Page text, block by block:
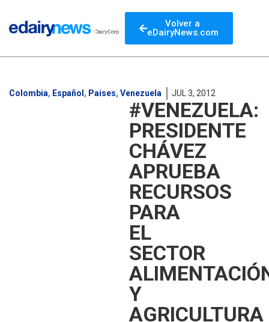
Volver a
eDairyNews.com
Colombia, Español , Paises, Venezuela JUL 3, 2012
#VENEZUELA:
PRESIDENTE
CHÁVEZ
APRUEBA
RECURSOS
PARA
EL
SECTOR
Y
AGRICULTURA